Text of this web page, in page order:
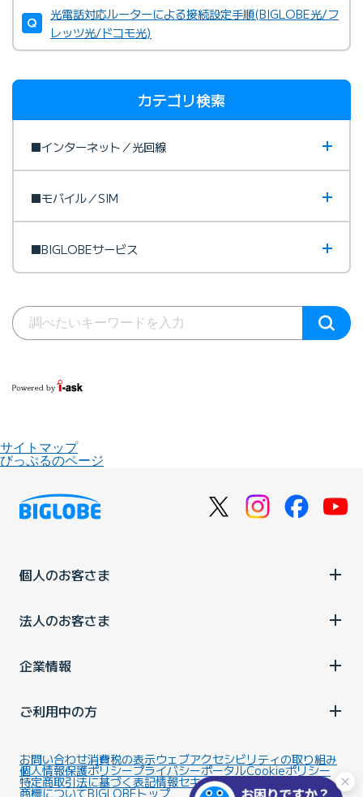
光電話対応ルーターによる接続設定手順(BIGLOBE光/フ
レッツ光/ドコモ光)
カテゴリ検索
■インターネット／光回線
■モバイル／SIM
■BIGLOBEサービス
サイトマップ
びっぷるのページ
個人のお客さま
法人のお客さま
企業情報
ご利用中の方
お問い合わせ消費税の表示ウェブアクセシビリティの取り組み
個人情報保護ポリシープライバシーポータルCookieポリシー
特定商取引法に基づく表記情報セキュリティ基本方針
商標についてBIGLOBEトップ